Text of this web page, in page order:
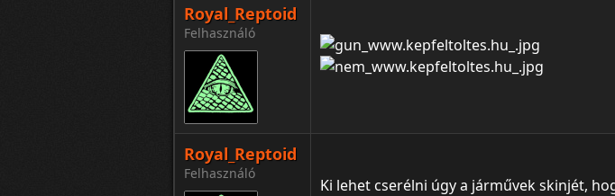
Royal_Reptoid
Felhasználó
Royal_Reptoid
Felhasználó
Ki lehet cserélni úgy a járművek skinjét,